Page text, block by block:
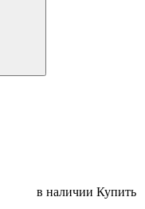
в наличии Купить